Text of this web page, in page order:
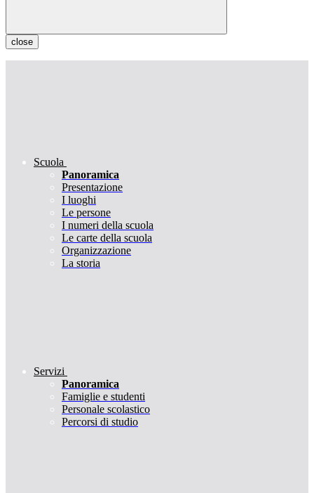
close
Scuola
Panoramica
Presentazione
I luoghi
Le persone
I numeri della scuola
Le carte della scuola
Organizzazione
La storia
Servizi
Panoramica
Famiglie e studenti
Personale scolastico
Percorsi di studio